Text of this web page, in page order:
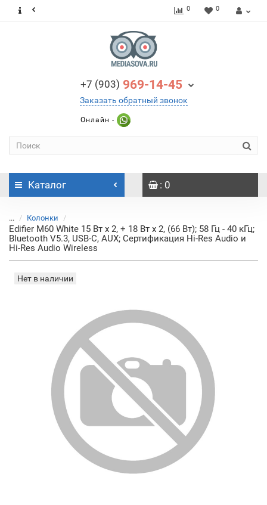
0 0
+7 (903) 969-14-45
Заказать обратный звонок
Онлайн -
Каталог : 0
... Колонки
Edifier M60 White 15 Вт x 2, + 18 Вт x 2, (66 Вт); 58 Гц - 40 кГц;
Bluetooth V5.3, USB-C, AUX; Сертификация Hi-Res Audio и
Hi-Res Audio Wireless
Нет в наличии